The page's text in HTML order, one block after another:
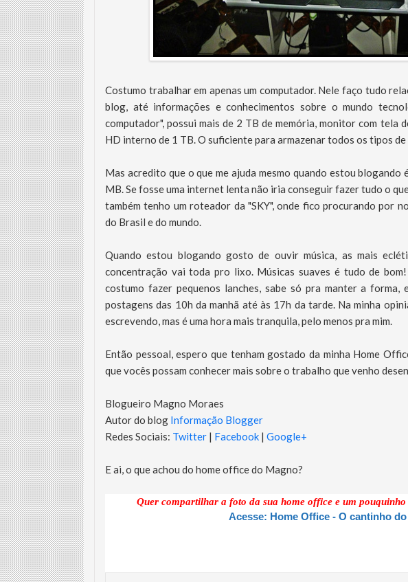
Costumo trabalhar em apenas um computador. Nele faço tudo
blog, até informações e conhecimentos sobre o mundo
computador", possui mais de 2 TB de memória, monitor com tela
HD interno de 1 TB. O suficiente para armazenar todos os tipos
Mas acredito que o que me ajuda mesmo quando estou
MB. Se fosse uma internet lenta não iria conseguir fazer tudo o
também tenho um roteador da "SKY", onde fico procurando por
do Brasil e do mundo.
Quando estou blogando gosto de ouvir música, as mais
concentração vai toda pro lixo. Músicas suaves é tudo de
costumo fazer pequenos lanches, sabe só pra manter a forma,
postagens das 10h da manhã até às 17h da tarde. Na minha
escrevendo, mas é uma hora mais tranquila, pelo menos pra mim.
Então pessoal, espero que tenham gostado da minha Home
que vocês possam conhecer mais sobre o trabalho que venho
Blogueiro Magno Moraes
Autor do blog Informação Blogger
Redes Sociais: Twitter | Facebook | Google+
E ai, o que achou do home office do Magno?
Quer compartilhar a foto da sua home office e um
Acesse: Home Office - O cantinho